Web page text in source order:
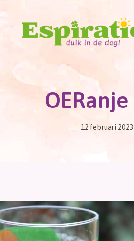
12 februari 2023